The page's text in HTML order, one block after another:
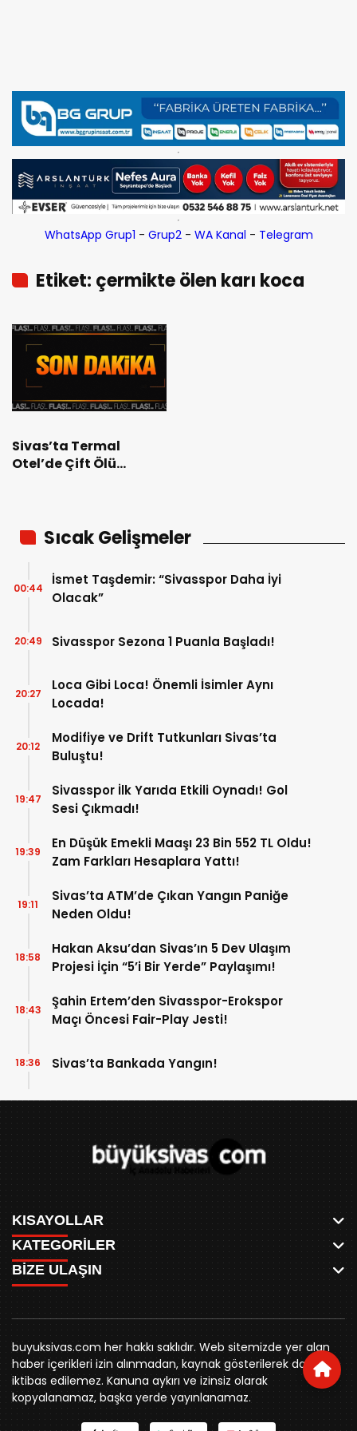
WhatsApp Grup1 - Grup2- WA Kanal - Telegram
Etiket: çermikte ölen karı koca
Sivas’ta Termal
Otel’de Çift Ölü
Sıcak Gelişmeler
İsmet Taşdemir: “Sivasspor Daha İyi
Olacak”
00:44
Sivasspor Sezona 1 Puanla Başladı!
20:49
Loca Gibi Loca! Önemli İsimler Aynı
Locada!
20:27
Modifiye ve Drift Tutkunları Sivas’ta
Buluştu!
20:12
Sivasspor İlk Yarıda Etkili Oynadı! Gol
Sesi Çıkmadı!
19:47
En Düşük Emekli Maaşı 23 Bin 552 TL Oldu!
Zam Farkları Hesaplara Yattı!
19:39
Sivas’ta ATM’de Çıkan Yangın Paniğe
Neden Oldu!
19:11
Hakan Aksu’dan Sivas’ın 5 Dev Ulaşım
Projesi İçin “5’i Bir Yerde” Paylaşımı!
18:58
Şahin Ertem’den Sivasspor-Erokspor
Maçı Öncesi Fair-Play Jesti!
18:43
Sivas’ta Bankada Yangın!
18:36
KISAYOLLAR
ANASAYFA
AKSU CANLI
MEYDAN CANLI
MEDRESELER CANLI
MERAKÜM CANLI
YUKARI TEKKE CANLI
KURUMSAL KİMLİK
REKLAM FİYATLARI
BİZE ULAŞIN
KÜNYE
KATEGORİLER
WHATSAPP
SPOR
SİYASET
BELEDİYE
SİVAS VALİLİĞİ
ÜNİVERSİTE
KURUMLAR
STK
YORUM
BİZE ULAŞIN
0346 221 00 60
buyuksivashaber@gmail.com
Örtülüpınar Mah. İnönü Bulvarı Özkahya Apt. Kat:3 D:7
Sivas
buyuksivas.com her hakkı saklıdır. Web sitemizde yer alan
haber içerikleri izin alınmadan, kaynak gösterilerek dahi
iktibas edilemez. Kanuna aykırı ve izinsiz olarak
kopyalanamaz, başka yerde yayınlanamaz.